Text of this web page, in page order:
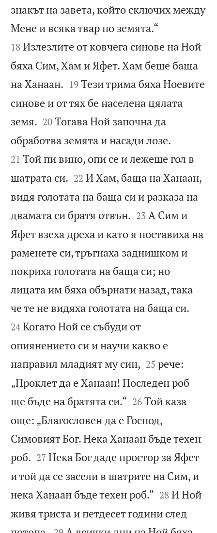
знакът на завета, който сключих между
Мене и всяка твар по земята.“
18 Излезлите от ковчега синове на Ной
бяха Сим, Хам и Яфет. Хам беше баща
на Ханаан. 

19 Тези трима бяха Ноевите
синове и от тях бе населена цялата
земя. 

20 Тогава Ной започна да
обработва земята и насади лозе.
21 Той пи вино, опи се и лежеше гол в
шатрата си. 

22 И Хам, баща на Ханаан,
видя голотата на баща си и разказа на
двамата си братя отвън. 

23 А Сим и
Яфет взеха дреха и като я поставиха на
раменете си, тръгнаха заднишком и
покриха голотата на баща си; но
лицата им бяха обърнати назад, така
че те не видяха голотата на баща си.
24 Когато Ной се събуди от
опиянението си и научи какво е
направил младият му син, 

25 рече:
„Проклет да е Ханаан! Последен роб
ще бъде на братята си.“ 

26 Той каза
още: „Благословен да е Господ,
Симовият Бог. Нека Ханаан бъде техен
роб. 

27 Нека Бог даде простор за Яфет
и той да се засели в шатрите на Сим, и
нека Ханаан бъде техен роб.“ 

28 И Ной
живя триста и петдесет години след